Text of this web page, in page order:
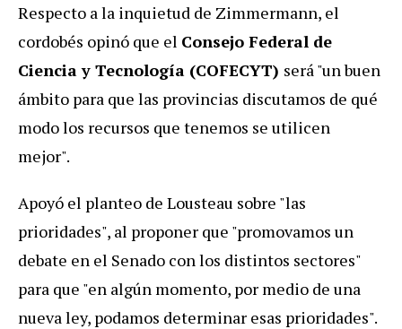
Respecto a la inquietud de Zimmermann, el
cordobés opinó que el Consejo Federal de
Ciencia y Tecnología (COFECYT) será "un buen
ámbito para que las provincias discutamos de qué
modo los recursos que tenemos se utilicen
mejor".
Apoyó el planteo de Lousteau sobre "las
prioridades", al proponer que "promovamos un
debate en el Senado con los distintos sectores"
para que "en algún momento, por medio de una
nueva ley, podamos determinar esas prioridades".